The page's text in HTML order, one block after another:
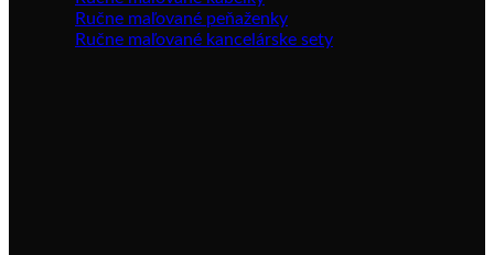
Ručne maľované peňaženky
Ručne maľované kancelárske sety